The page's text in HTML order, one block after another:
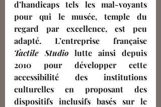
d’handicaps tels les mal-voyants
pour qui le musée, temple du
regard par excellence, est peu
Tactile Studio lutte ainsi depuis
2010 pour développer cette
accessibilité des institutions
culturelles en proposant des
dispositifs inclusifs basés sur le